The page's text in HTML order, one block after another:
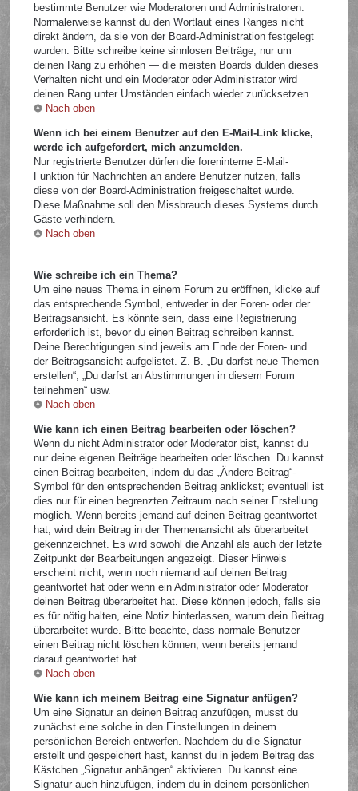
bestimmte Benutzer wie Moderatoren und Administratoren.
Normalerweise kannst du den Wortlaut eines Ranges nicht
direkt ändern, da sie von der Board-Administration festgelegt
wurden. Bitte schreibe keine sinnlosen Beiträge, nur um
deinen Rang zu erhöhen — die meisten Boards dulden dieses
Verhalten nicht und ein Moderator oder Administrator wird
deinen Rang unter Umständen einfach wieder zurücksetzen.
Nach oben
Wenn ich bei einem Benutzer auf den E-Mail-Link klicke,
werde ich aufgefordert, mich anzumelden.
Nur registrierte Benutzer dürfen die foreninterne E-Mail-
Funktion für Nachrichten an andere Benutzer nutzen, falls
diese von der Board-Administration freigeschaltet wurde.
Diese Maßnahme soll den Missbrauch dieses Systems durch
Gäste verhindern.
Nach oben
Wie schreibe ich ein Thema?
Um eine neues Thema in einem Forum zu eröffnen, klicke auf
das entsprechende Symbol, entweder in der Foren- oder der
Beitragsansicht. Es könnte sein, dass eine Registrierung
erforderlich ist, bevor du einen Beitrag schreiben kannst.
Deine Berechtigungen sind jeweils am Ende der Foren- und
der Beitragsansicht aufgelistet. Z. B. „Du darfst neue Themen
erstellen“, „Du darfst an Abstimmungen in diesem Forum
teilnehmen“ usw.
Nach oben
Wie kann ich einen Beitrag bearbeiten oder löschen?
Wenn du nicht Administrator oder Moderator bist, kannst du
nur deine eigenen Beiträge bearbeiten oder löschen. Du kannst
einen Beitrag bearbeiten, indem du das „Ändere Beitrag“-
Symbol für den entsprechenden Beitrag anklickst; eventuell ist
dies nur für einen begrenzten Zeitraum nach seiner Erstellung
möglich. Wenn bereits jemand auf deinen Beitrag geantwortet
hat, wird dein Beitrag in der Themenansicht als überarbeitet
gekennzeichnet. Es wird sowohl die Anzahl als auch der letzte
Zeitpunkt der Bearbeitungen angezeigt. Dieser Hinweis
erscheint nicht, wenn noch niemand auf deinen Beitrag
geantwortet hat oder wenn ein Administrator oder Moderator
deinen Beitrag überarbeitet hat. Diese können jedoch, falls sie
es für nötig halten, eine Notiz hinterlassen, warum dein Beitrag
überarbeitet wurde. Bitte beachte, dass normale Benutzer
einen Beitrag nicht löschen können, wenn bereits jemand
darauf geantwortet hat.
Nach oben
Wie kann ich meinem Beitrag eine Signatur anfügen?
Um eine Signatur an deinen Beitrag anzufügen, musst du
zunächst eine solche in den Einstellungen in deinem
persönlichen Bereich entwerfen. Nachdem du die Signatur
erstellt und gespeichert hast, kannst du in jedem Beitrag das
Kästchen „Signatur anhängen“ aktivieren. Du kannst eine
Signatur auch hinzufügen, indem du in deinem persönlichen